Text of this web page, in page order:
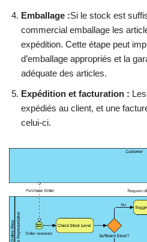
Emballage :Si le stock est
commercial emballage les
expédition. Cette étape peut
d’emballage appropriés et la
adéquate des articles.
Expédition et facturation :
expédiés au client, et une
celui-ci.